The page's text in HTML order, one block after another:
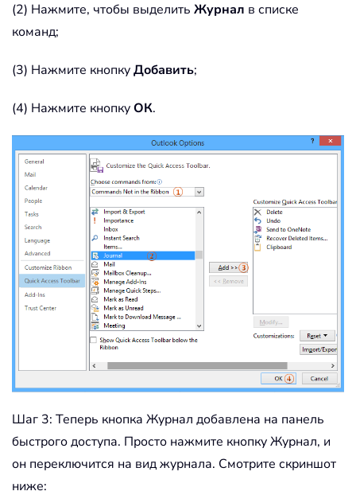
(2) Нажмите, чтобы выделить Журнал в списке
команд;
(3) Нажмите кнопкуДобавить;
(4) Нажмите кнопкуОК.
Шаг 3: Теперь кнопка Журнал добавлена на панель
быстрого доступа. Просто нажмите кнопку Журнал, и
он переключится на вид журнала. Смотрите скриншот
ниже: